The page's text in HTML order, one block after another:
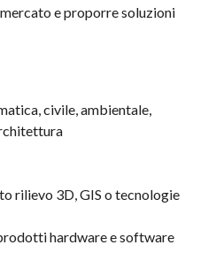
e proporre soluzioni
civile, ambientale,
rilievo 3D, GIS o tecnologie
hardware e software